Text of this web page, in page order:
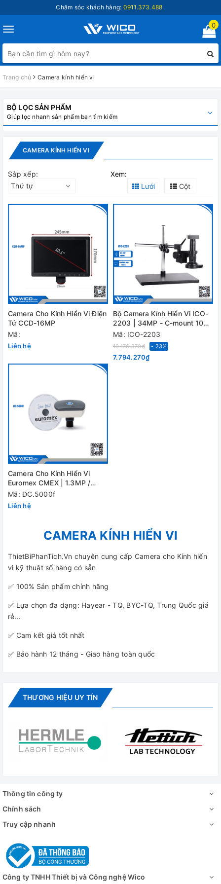
Chăm sóc khách hàng: 0911.373.488
Toggle
navigation
0
Trang chủ Camera kính hiển vi
BỘ LỌC SẢN PHẨM
Giúp lọc nhanh sản phẩm bạn tìm kiếm
CAMERA KÍNH HIỂN VI
Sắp xếp:
Thứ tự
Xem:
Lưới
Cột
Camera Cho Kính Hiển Vi Điện
Tử CCD-16MP
Mã:
Liên hệ
Bộ Camera Kính Hiển Vi ICO-
2203 | 34MP - C-mount 100X
- 60LED Rings
Mã: ICO-2203
10.176.870₫ - 23%
7.794.270₫
Camera Cho Kính Hiển Vi
Euromex CMEX | 1.3MP /
2MP/ 5MP / 12MP
Mã: DC.5000f
Liên hệ
CAMERA KÍNH HIỂN VI
ThietBiPhanTich.Vn chuyên cung cấp Camera cho Kính hiển
vi kỹ thuật số hàng có sẵn
✅ 100% Sản phẩm chính hãng
✅ Lựa chọn đa dạng: Hayear - TQ, BYC-TQ, Trung Quốc giá
rẻ...
✅ Cam kết giá tốt nhất
✅ Bảo hành 12 tháng - Giao hàng toàn quốc
THƯƠNG HIỆU UY TÍN
Thông tin công ty
Chính sách
Truy cập nhanh
Công ty TNHH Thiết bị và Công nghệ Wico